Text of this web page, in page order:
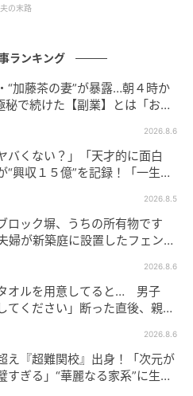
の末路
ランキング
“加藤茶の妻”が暴露…朝４時か
秘で続けた【副業】とは「お金
2026.8.6
バくない？」「天才的に面白
“興収１５億”を記録！「一生言
2026.8.5
ロック塀、うちの所有物です
婦が新築庭に設置したフェン
2026.8.6
オルを用意してると… 男子
てください」断った直後、親が
2026.8.6
え『超難関校』出身！「次元が
すぎる」“華麗なる家系”に生ま